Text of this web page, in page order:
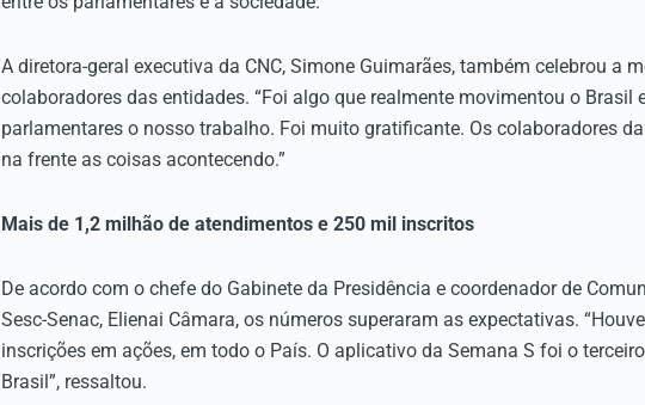
A diretora-geral executiva da CNC, Simone Guimarães, também celebrou a
colaboradores das entidades. “Foi algo que realmente movimentou o Brasil
parlamentares o nosso trabalho. Foi muito gratificante. Os colaboradores
na frente as coisas acontecendo.”
Mais de 1,2 milhão de atendimentos e 250 mil inscritos
De acordo com o chefe do Gabinete da Presidência e coordenador de
Sesc-Senac, Elienai Câmara, os números superaram as expectativas.
inscrições em ações, em todo o País. O aplicativo da Semana S foi o
Brasil”, ressaltou.